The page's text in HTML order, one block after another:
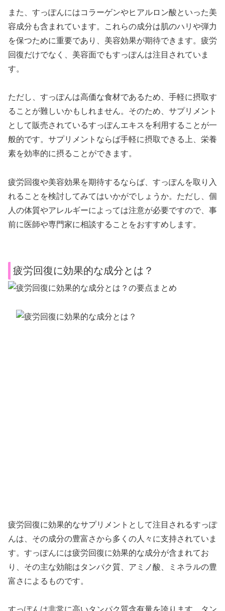
また、すっぽんにはコラーゲンやヒアルロン酸といった美
容成分も含まれています。これらの成分は肌のハリや弾力
を保つために重要であり、美容効果が期待できます。疲労
回復だけでなく、美容面でもすっぽんは注目されていま
す。
ただし、すっぽんは高価な食材であるため、手軽に摂取す
ることが難しいかもしれません。そのため、サプリメント
として販売されているすっぽんエキスを利用することが一
般的です。サプリメントならば手軽に摂取できる上、栄養
素を効率的に摂ることができます。
疲労回復や美容効果を期待するならば、すっぽんを取り入
れることを検討してみてはいかがでしょうか。ただし、個
人の体質やアレルギーによっては注意が必要ですので、事
前に医師や専門家に相談することをおすすめします。
疲労回復に効果的な成分とは？
疲労回復に効果的なサプリメントとして注目されるすっぽ
んは、その成分の豊富さから多くの人々に支持されていま
す。すっぽんには疲労回復に効果的な成分が含まれてお
り、その主な効能はタンパク質、アミノ酸、ミネラルの豊
富さによるものです。